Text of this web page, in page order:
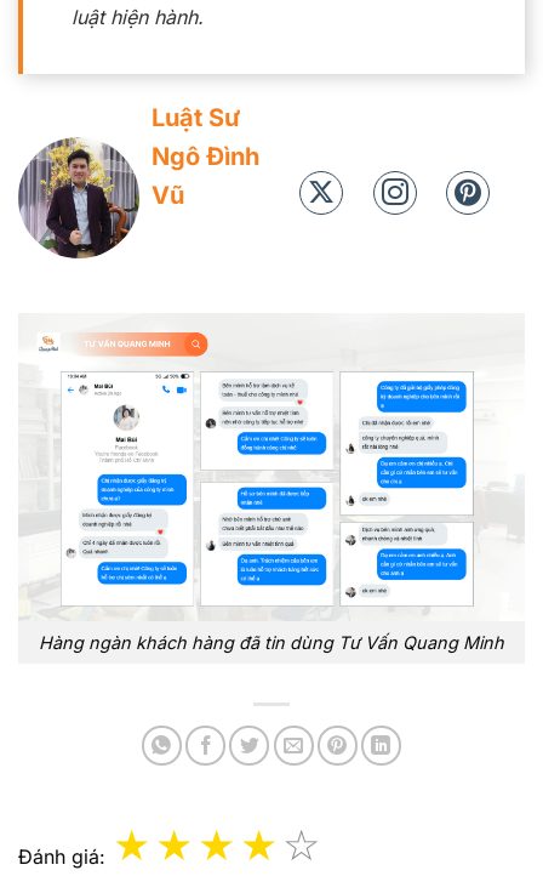
luật hiện hành.
Luật Sư
Ngô Đình
Vũ
Hàng ngàn khách hàng đã tin dùng Tư Vấn Quang Minh
Đánh giá: